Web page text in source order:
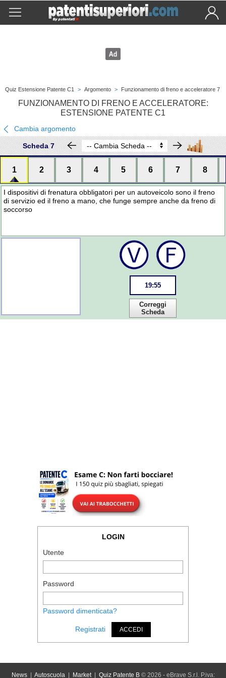
Quiz Estensione Patente C1 > Argomento > Funzionamento di freno e acceleratore 7
FUNZIONAMENTO DI FRENO E ACCELERATORE:
ESTENSIONE PATENTE C1
Cambia argomento
Scheda 7
1 2 3 4 5 6 7 8
I dispositivi di frenatura obbligatori per un autoveicolo sono il freno
di servizio ed il freno a mano, che funge sempre anche da freno di
soccorso
19:55
Correggi
Scheda
LOGIN
Utente
Password
Password dimenticata?
Registrati ACCEDI
News| Autoscuola| Market| Quiz Patente B© 2026 - eBrave S.r.l. P.iva: